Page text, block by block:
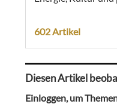
602 Artikel
Diesen Artikel
Einloggen, um